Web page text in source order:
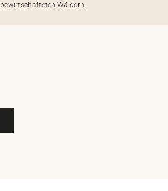
bewirtschafteten Wäldern